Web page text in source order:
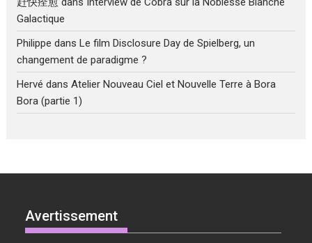
Galactique
Philippe dansLe film Disclosure Day de Spielberg, un
changement de paradigme ?
Hervé dansAtelier Nouveau Ciel et Nouvelle Terre à Bora
Bora (partie 1)
Avertissement